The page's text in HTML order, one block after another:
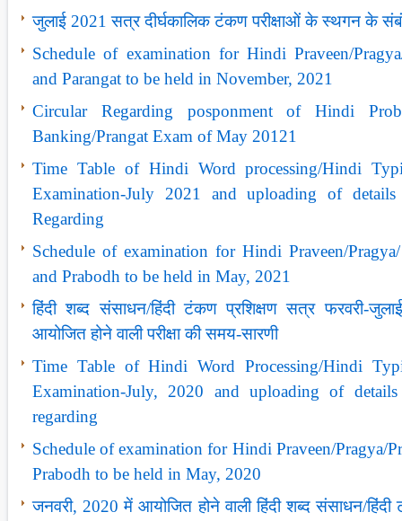
जुलाई 2021 सत्र दीर्घकालिक टंकण परीक्षाओं के स्‍थगन के
Schedule of examination for Hindi Praveen/
and Parangat to be held in November, 2021
Circular Regarding posponment of Hindi
Banking/Prangat Exam of May 20121
Time Table of Hindi Word processing/Hindi
Examination-July 2021 and uploading of
Regarding
Schedule of examination for Hindi Praveen/
and Prabodh to be held in May, 2021
हिंदी शब्‍द संसाधन/हिंदी टंकण प्रशिक्षण सत्र फरवरी-
आयोजित होने वाली परीक्षा की समय-सारणी
Time Table of Hindi Word Processing/Hindi
Examination-July, 2020 and uploading of
regarding
Schedule of examination for Hindi Praveen/Pragya/
Prabodh to be held in May, 2020
जनवरी, 2020 में आयोजित होने वाली हिंदी शब्‍द संसाधन/हिंदी